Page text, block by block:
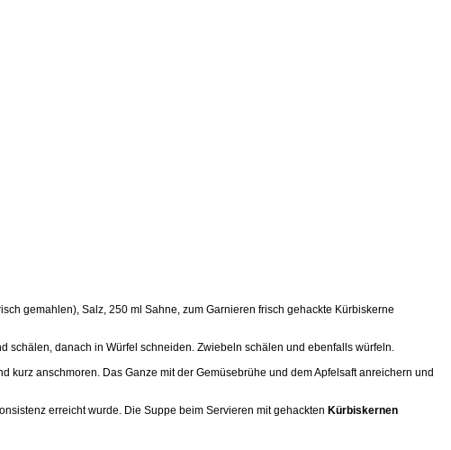
gemahlen), Salz, 250 ml Sahne, zum Garnieren frisch gehackte Kürbiskerne
schälen, danach in Würfel schneiden. Zwiebeln schälen und ebenfalls würfeln.
kurz anschmoren. Das Ganze mit der Gemüsebrühe und dem Apfelsaft anreichern und
erreicht wurde. Die Suppe beim Servieren mit gehackten Kürbiskernen